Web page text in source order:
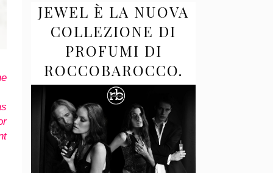
JEWEL È LA NUOVA
COLLEZIONE DI
PROFUMI DI
ROCCOBAROCCO.